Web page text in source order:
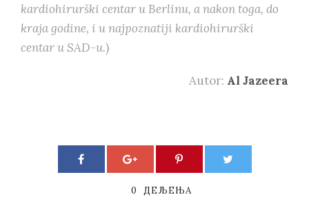
kardiohirurški centar u Berlinu, a nakon toga, do
kraja godine, i u najpoznatiji kardiohirurški
centar u SAD-u.)
Autor: Al Jazeera
0 ДЕЉЕЊА